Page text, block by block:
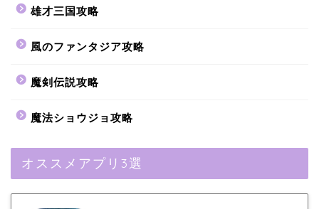
雄才三国攻略
風のファンタジア攻略
魔剣伝説攻略
魔法ショウジョ攻略
オススメアプリ3選